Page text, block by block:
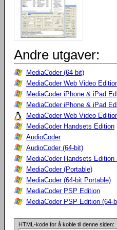
Andre utgaver:
MediaCoder (64-bit)
MediaCoder Web Video
MediaCoder iPhone & iPad
MediaCoder iPhone & iPad
MediaCoder Web Video
MediaCoder Handsets Edition
AudioCoder
AudioCoder (64-bit)
MediaCoder Handsets Edition
MediaCoder (Portable)
MediaCoder (64-bit Portable)
MediaCoder PSP Edition
MediaCoder PSP Edition (64-
HTML-kode for å koble til denne siden: